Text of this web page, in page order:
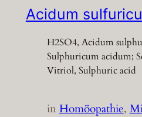
Acidum
H2SO4, Acidum
Sulphuricum acidum;
Vitriol, Sulphuric acid
inHomöopathie,